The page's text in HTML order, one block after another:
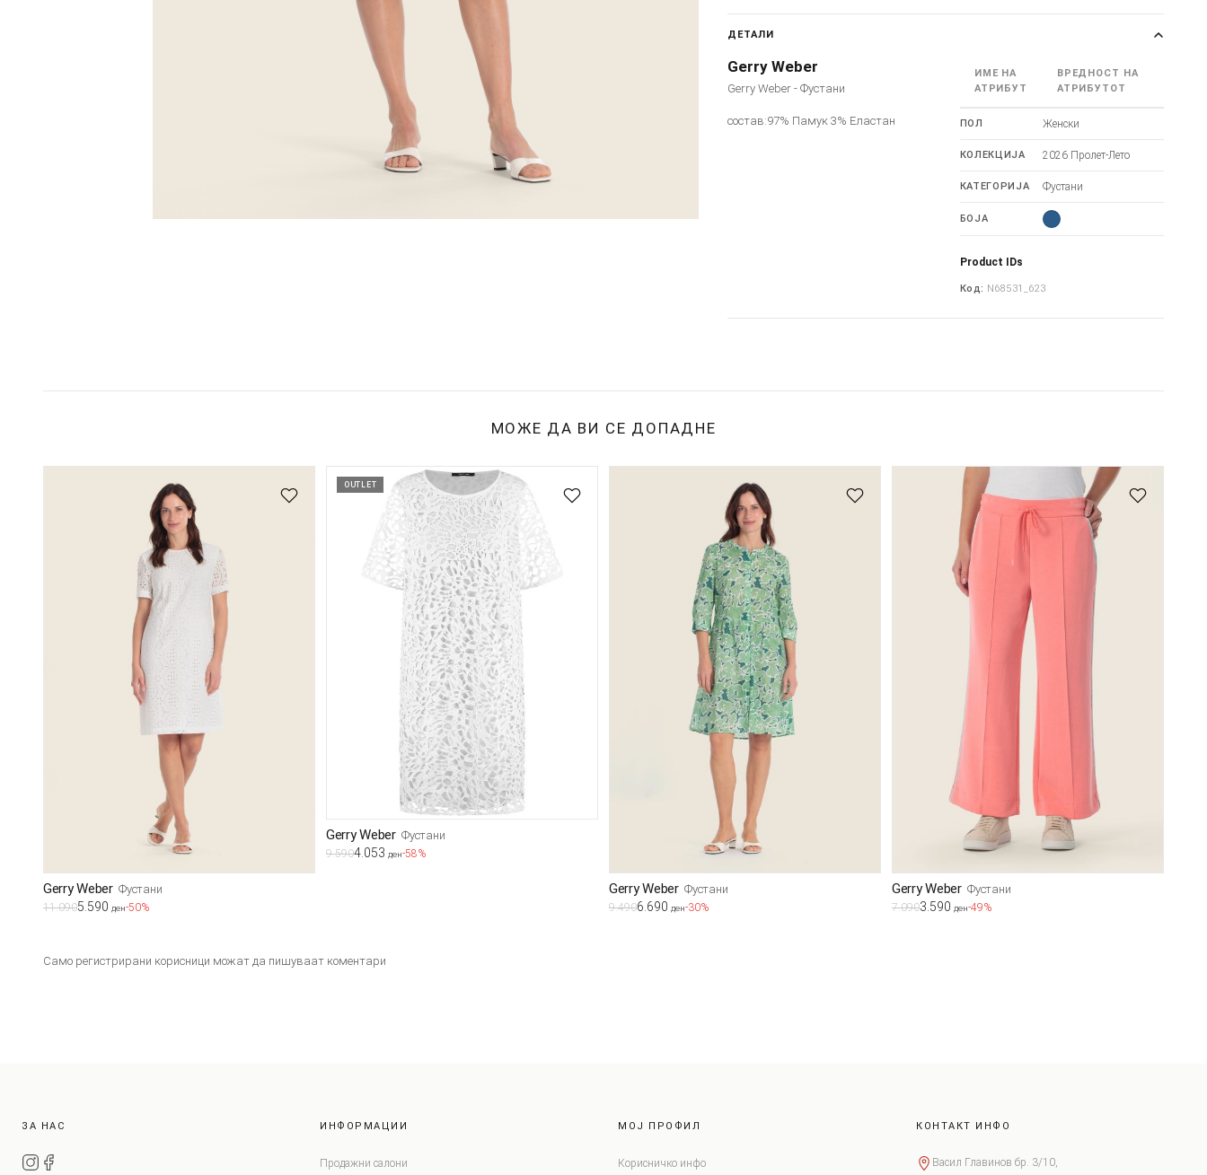
ДЕТАЛИ
Gerry Weber
Gerry Weber - Фустани
состав:97% Памук 3% Еластан
ИМЕ НА
АТРИБУТ
ВРЕДНОСТ НА
АТРИБУТОТ
ПОЛ Женски
КОЛЕКЦИЈА 2026 Пролет-Лето
КАТЕГОРИЈА Фустани
БОЈА
Product IDs
Код: N68531_623
МОЖЕ ДА ВИ СЕ ДОПАДНЕ
Gerry Weber Фустани
11.0905.590 ден-50%
OUTLET
Gerry Weber Фустани
9.5904.053 ден-58%
Gerry Weber Фустани
9.4906.690 ден-30%
Gerry Weber Фустани
7.0903.590 ден-49%
Само регистрирани корисници можат да пишуваат коментари
ЗА НАС ИНФОРМАЦИИ
Продажни салони
МОЈ ПРОФИЛ
Корисничко инфо
КОНТАКТ ИНФО
Васил Главинов бр. 3/10,